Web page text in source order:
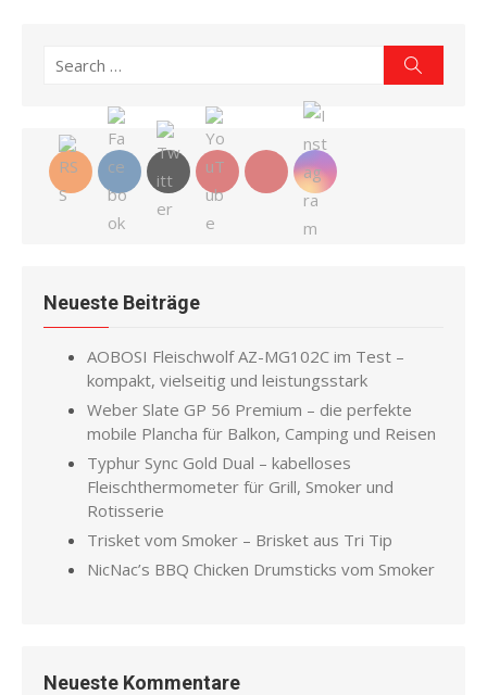
Search
Neueste Beiträge
AOBOSI Fleischwolf AZ-MG102C im Test –
kompakt, vielseitig und leistungsstark
Weber Slate GP 56 Premium – die perfekte
mobile Plancha für Balkon, Camping und Reisen
Typhur Sync Gold Dual – kabelloses
Fleischthermometer für Grill, Smoker und
Rotisserie
Trisket vom Smoker – Brisket aus Tri Tip
NicNac’s BBQ Chicken Drumsticks vom Smoker
Neueste Kommentare